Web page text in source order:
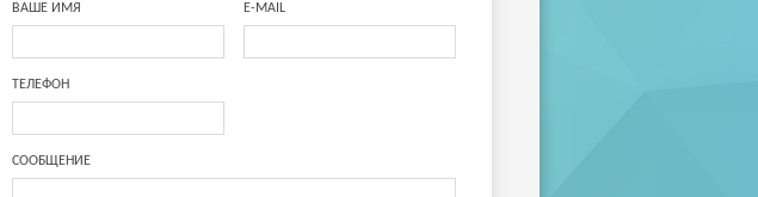
ВАШЕ ИМЯ E-MAIL
ТЕЛЕФОН
СООБЩЕНИЕ